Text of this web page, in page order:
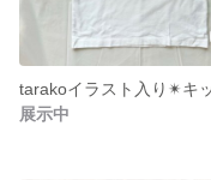
展示中